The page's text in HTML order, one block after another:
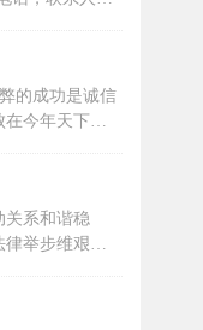
实际读数及安
合同的期限自
年 月 日至 年
的成功是诚信
在今年天下断
案很用心。
，请勿触
纸等考试用
。超...
关系和谐稳
律举步维艰七
4、深入开展
识和法律素质